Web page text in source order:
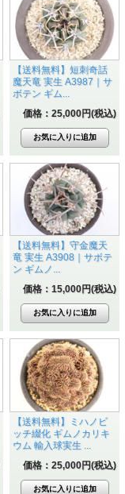
【送料無料】短刺奇話
魔天竜 実生 A3987｜サ
ボテン ギム...
価格：25,000円(税込)
【送料無料】守金魔天
竜 実生 A3908｜サボテ
ン ギムノ...
価格：15,000円(税込)
【送料無料】ミハノビ
ッチ綴化 ギムノカリキ
ウム 輸入球実生 ...
価格：25,000円(税込)